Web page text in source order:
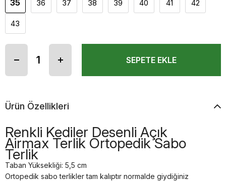
35 36 37 38 39 40 41 42
43
Ürün Özellikleri
Renkli Kediler Desenli Açık
Airmax Terlik Ortopedik Sabo
Terlik
Taban Yüksekliği: 5,5 cm
Ortopedik sabo terlikler tam kalıptır normalde giydiğiniz